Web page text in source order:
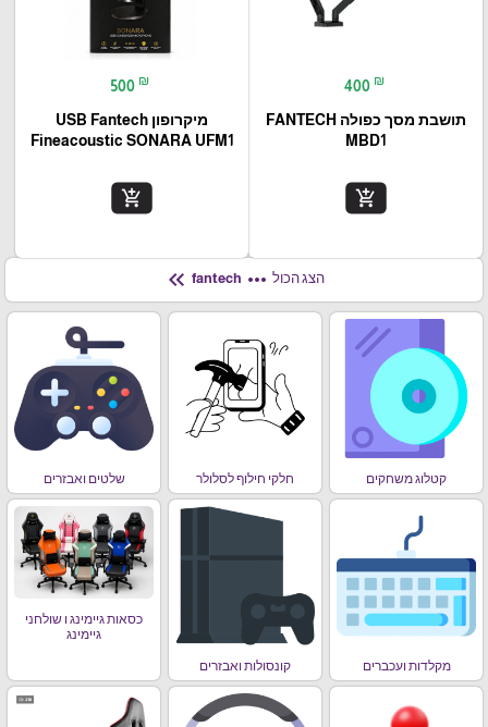
400 ₪
תושבת מסך כפולה FANTECH
MBD1
add_shopping_cart
500 ₪
מיקרופון USB Fantech
Fineacoustic SONARA UFM1
add_shopping_cart
הצג הכול more_horiz
keyboard_double_arrow_left
קטלוג משחקים חלקי חילוף לסלולר שלטים ואבזרים
מקלדות ועכברים קונסולות ואבזרים
כסאות גיימינג ו שולחני
גיימינג